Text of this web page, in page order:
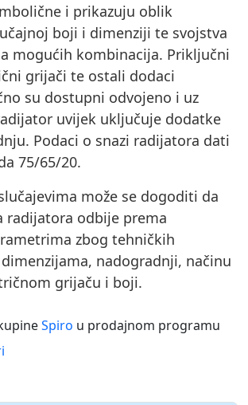
i prikazuju oblik
boji i dimenziji te svojstva
mogućih kombinacija. Priključni
grijači te ostali dodaci
su dostupni odvojeno i uz
uvijek uključuje dodatke
Podaci o snazi ​​radijatora dati
75/65/20.
može se dogoditi da
radijatora odbije prema
zbog tehničkih
nadogradnji, načinu
grijaču i boji.
Spiro u prodajnom programu